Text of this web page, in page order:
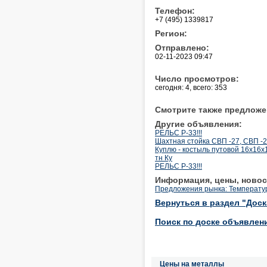
Телефон:
+7 (495) 1339817
Регион:
Отправлено:
02-11-2023 09:47
Число просмотров:
сегодня: 4, всего: 353
Смотрите также
Другие объявления:
РЕЛЬС Р-33!!!
Шахтная стойка СВП -27, СВП
Куплю - костыль путовой
тн Ку
РЕЛЬС Р-33!!!
Информация, цены,
Предложения рынка:
Вернуться в раздел
Поиск по доске
Цены на металлы